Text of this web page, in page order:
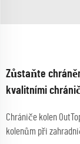
Zůstaňte
kvalitními
Chrániče kolen
kolenům při